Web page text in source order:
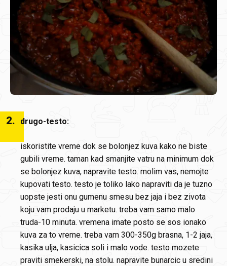
2. drugo-testo:
iskoristite vreme dok se bolonjez kuva kako ne biste
gubili vreme. taman kad smanjite vatru na minimum dok
se bolonjez kuva, napravite testo. molim vas, nemojte
kupovati testo. testo je toliko lako napraviti da je tuzno
uopste jesti onu gumenu smesu bez jaja i bez zivota
koju vam prodaju u marketu. treba vam samo malo
truda-10 minuta. vremena imate posto se sos ionako
kuva za to vreme. treba vam 300-350g brasna, 1-2 jaja,
kasika ulja, kasicica soli i malo vode. testo mozete
praviti smekerski, na stolu. napravite bunarcic u sredini